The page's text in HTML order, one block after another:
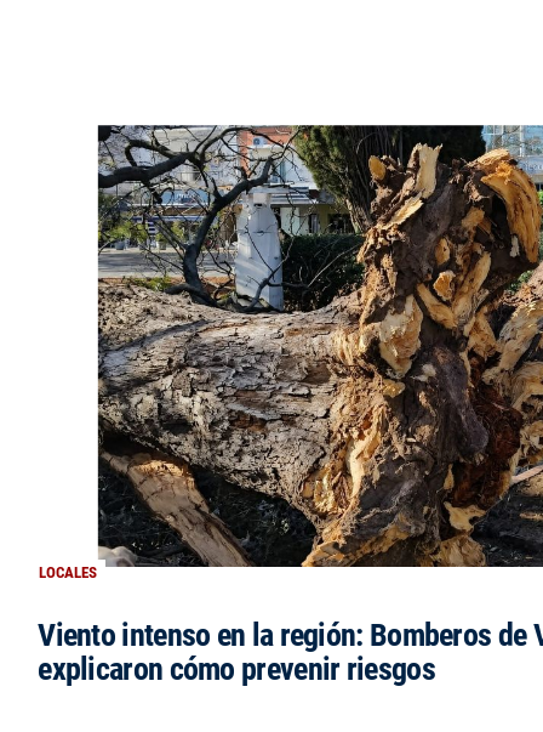
LOCALES
Viento intenso en la región: Bomberos de
explicaron cómo prevenir riesgos